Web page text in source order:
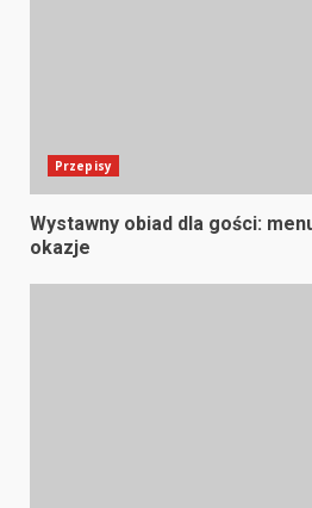
Przepisy
Wystawny obiad dla gości:
okazje